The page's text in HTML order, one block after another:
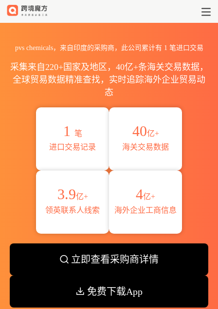
pvs chemicals，来自印度的采购商，此公司累计有 1 笔进口交易
采集来自220+国家及地区，40亿+条海关交易数据，
全球贸易数据精准查找，实时追踪海外企业贸易动
态
1
笔
进口交易记录
40亿+
海关交易数据
3.9亿+
领英联系人线索
4亿+
海外企业工商信息
立即查看采购商详情
免费下载App